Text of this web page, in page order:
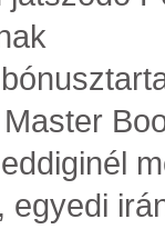
egyedi